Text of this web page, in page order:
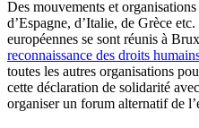
Des mouvements et
d’Espagne, d’Italie, de Grèce
européennes se sont réunis à
reconnaissance des droits
toutes les autres organisations
cette déclaration de solidarité
organiser un forum alternatif de